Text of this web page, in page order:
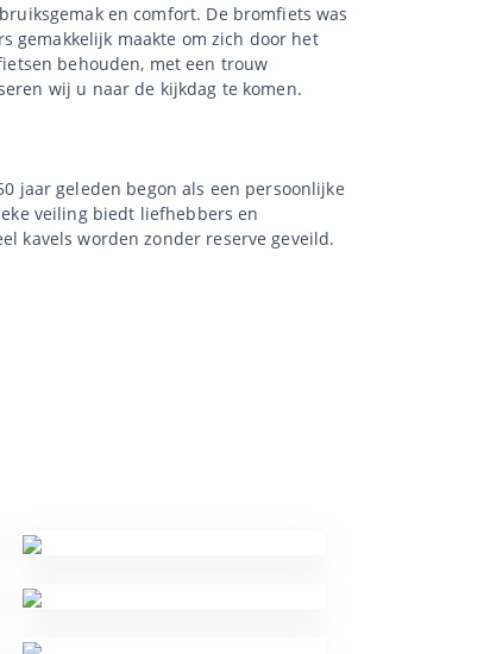
en comfort. De bromfiets was
gemakkelijk maakte om zich door het
behouden, met een trouw
wij u naar de kijkdag te komen.
jaar geleden begon als een persoonlijke
veiling biedt liefhebbers en
kavels worden zonder reserve geveild.